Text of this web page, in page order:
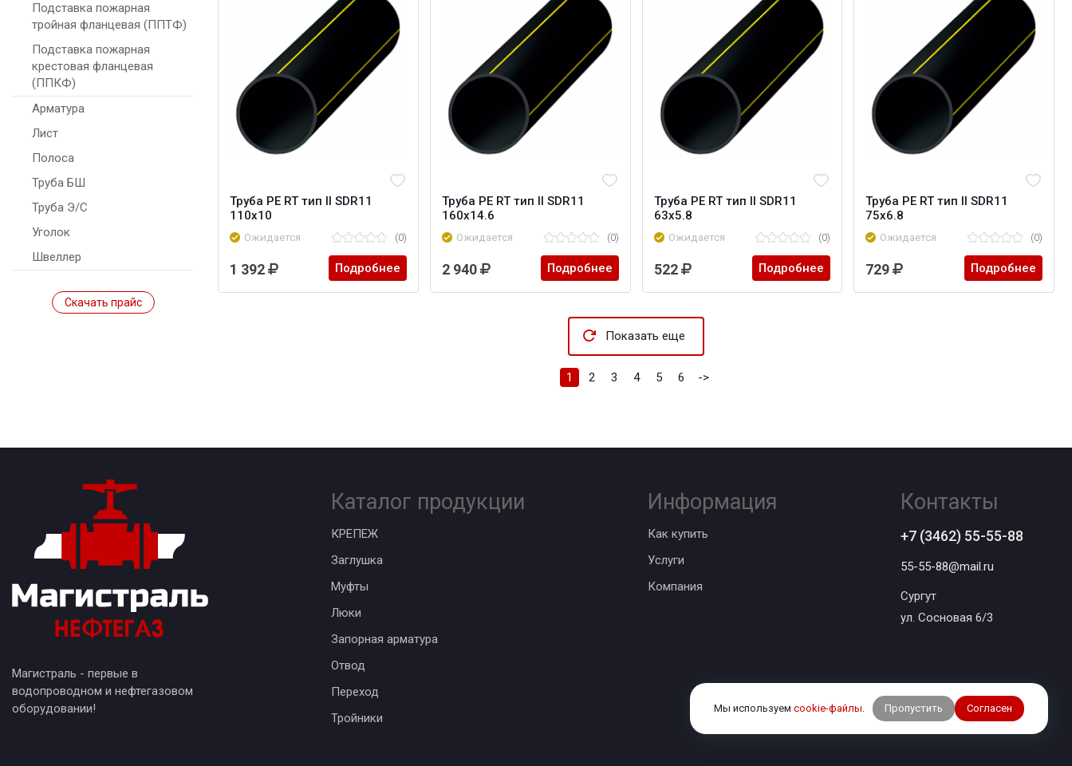
Подставка пожарная
тройная фланцевая (ППТФ)
Подставка пожарная
крестовая фланцевая
(ППКФ)
Арматура
Лист
Полоса
Труба БШ
Труба Э/С
Уголок
Швеллер
Скачать прайс
Труба PE RT тип II SDR11
110х10
Ожидается (0)
1 392 Подробнее
Труба PE RT тип II SDR11
160х14.6
Ожидается (0)
2 940 Подробнее
Труба PE RT тип II SDR11
63х5.8
Ожидается (0)
522 Подробнее
Труба PE RT тип II SDR11
75х6.8
Ожидается (0)
729 Подробнее
Показать еще
1 2 3 4 5 6 ->
Магистраль - первые в
водопроводном и нефтегазовом
оборудовании!
Каталог продукции
КРЕПЕЖ
Заглушка
Муфты
Люки
Запорная арматура
Отвод
Переход
Тройники
Информация
Как купить
Услуги
Компания
Контакты
+7 (3462) 55-55-88
55-55-88@mail.ru
Сургут
ул. Сосновая 6/3
Мы используем cookie-файлы. Пропустить Согласен